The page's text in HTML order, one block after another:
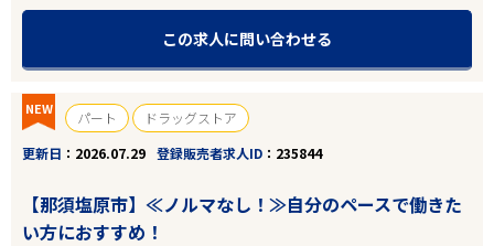
この求人に問い合わせる
NEW パート
ドラッグストア
更新日
2026.07.29 登録販売者求人ID 235844
【那須塩原市】≪ノルマなし！≫自分のペースで働きた
い方におすすめ！